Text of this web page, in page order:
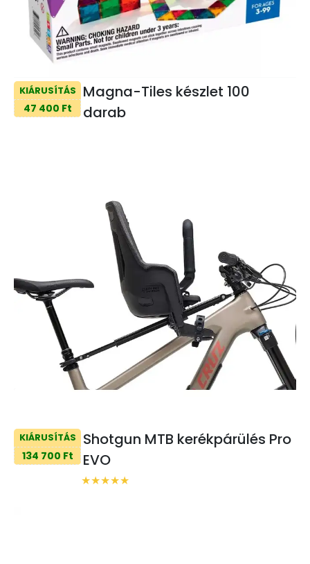
KIÁRUSÍTÁS
47 400 Ft
Magna-Tiles készlet 100
darab
KIÁRUSÍTÁS
134 700 Ft
Shotgun MTB kerékpárülés Pro
EVO